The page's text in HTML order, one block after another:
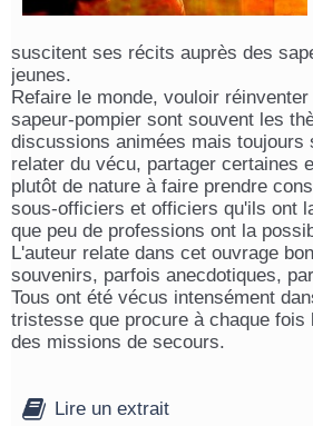
suscitent ses récits auprès des
jeunes.
Refaire le monde, vouloir
sapeur-pompier sont souvent les
discussions animées mais toujours
relater du vécu, partager certaines
plutôt de nature à faire prendre
sous-officiers et officiers qu'ils ont
que peu de professions ont la
L'auteur relate dans cet ouvrage
souvenirs, parfois anecdotiques,
Tous ont été vécus intensément
tristesse que procure à chaque fois
des missions de secours.
Lire un extrait